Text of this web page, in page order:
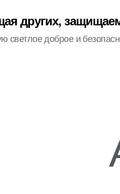
других,
светлое доброе и